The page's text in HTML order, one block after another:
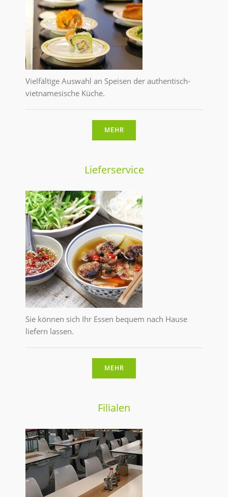
Vielfältige Auswahl an Speisen der authentisch-
vietnamesische Küche.
MEHR
Lieferservice
Sie können sich Ihr Essen bequem nach Hause
liefern lassen.
MEHR
Filialen